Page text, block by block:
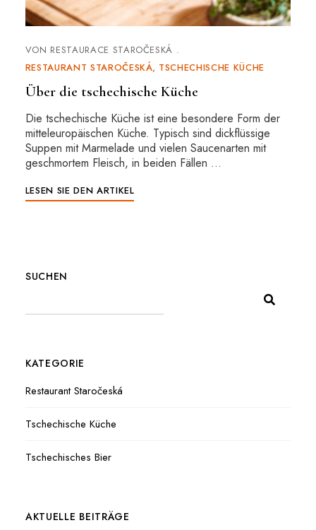
VON RESTAURACE STAROČESKÁ
RESTAURANT STAROČESKÁ TSCHECHISCHE KÜCHE
Über die tschechische Küche
Die tschechische Küche ist eine besondere Form der
mitteleuropäischen Küche. Typisch sind dickflüssige
Suppen mit Marmelade und vielen Saucenarten mit
geschmortem Fleisch, in beiden Fällen …
LESEN SIE DEN ARTIKEL
SUCHEN
KATEGORIE
Restaurant Staročeská
Tschechische Küche
Tschechisches Bier
AKTUELLE BEITRÄGE